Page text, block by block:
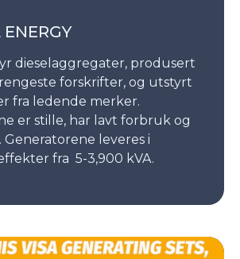
dieselaggregater, produsert
forskrifter, og utstyrt
fra ledende merker.
er stille, har lavt forbruk og
Generatorene leveres i
fra 5-3,900 kVA.